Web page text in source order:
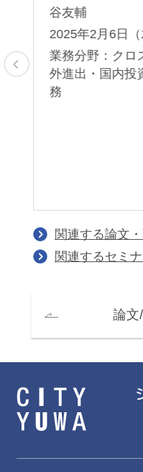
谷友輔
2025年2月6日
業務分野：ク
外進出・国内
務
関連する論文
関連するセミ
論文